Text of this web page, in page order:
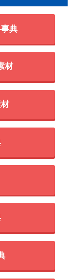
典
材